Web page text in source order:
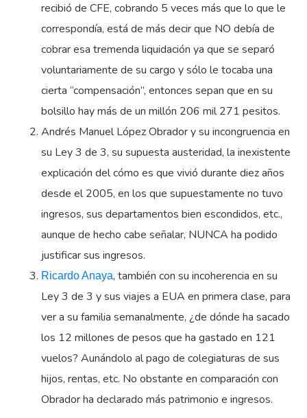
recibió de CFE, cobrando 5 veces más que lo que le
correspondía, está de más decir que NO debía de
cobrar esa tremenda liquidación ya que se separó
voluntariamente de su cargo y sólo le tocaba una
cierta “compensación”, entonces sepan que en su
bolsillo hay más de un millón 206 mil 271 pesitos.
Andrés Manuel López Obrador y su incongruencia en
su Ley 3 de 3, su supuesta austeridad, la inexistente
explicación del cómo es que vivió durante diez años
desde el 2005, en los que supuestamente no tuvo
ingresos, sus departamentos bien escondidos, etc.,
aunque de hecho cabe señalar, NUNCA ha podido
justificar sus ingresos.
Ricardo Anaya, también con su incoherencia en su
Ley 3 de 3 y sus viajes a EUA en primera clase, para
ver a su familia semanalmente, ¿de dónde ha sacado
los 12 millones de pesos que ha gastado en 121
vuelos? Aunándolo al pago de colegiaturas de sus
hijos, rentas, etc. No obstante en comparación con
Obrador ha declarado más patrimonio e ingresos.